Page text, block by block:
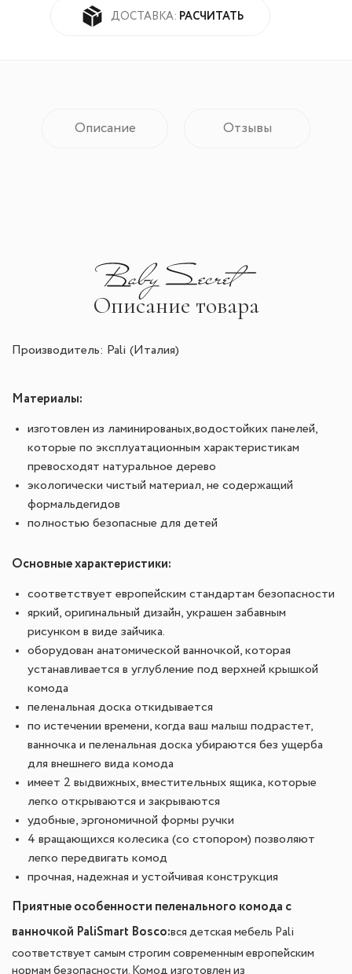
ДОСТАВКА: РАСЧИТАТЬ
Описание Отзывы
Описание товара
Производитель: Pali (Италия)
Материалы:
изготовлен из ламинированых,водостойких панелей,
которые по эксплуатационным характеристикам
превосходят натуральное дерево
экологически чистый материал, не содержащий
формальдегидов
полностью безопасные для детей
Основные характеристики:
соответствует европейским стандартам безопасности
яркий, оригинальный дизайн, украшен забавным
рисунком в виде зайчика.
оборудован анатомической ванночкой, которая
устанавливается в углубление под верхней крышкой
комода
пеленальная доска откидывается
по истечении времени, когда ваш малыш подрастет,
ванночка и пеленальная доска убираются без ущерба
для внешнего вида комода
имеет 2 выдвижных, вместительных ящика, которые
легко открываются и закрываются
удобные, эргономичной формы ручки
4 вращающихся колесика (со стопором) позволяют
легко передвигать комод
прочная, надежная и устойчивая конструкция​
Приятные особенности пеленального комода с
ванночкой PaliSmart Bosco:вся детская мебель Pali
cоответствует самым строгим современным европейским
нормам безопасности. Комод изготовлен из